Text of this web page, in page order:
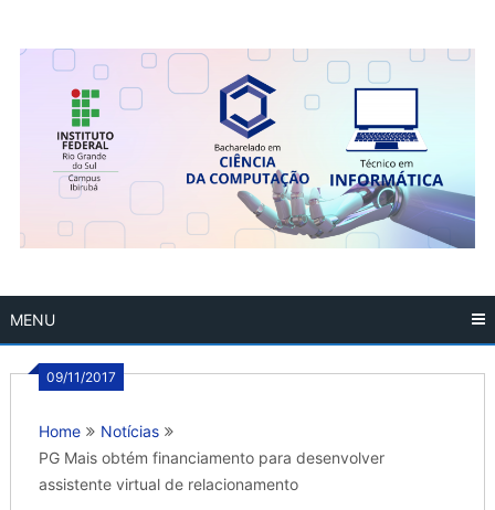
MENU
09/11/2017
Home
Notícias
PG Mais obtém financiamento para desenvolver
assistente virtual de relacionamento